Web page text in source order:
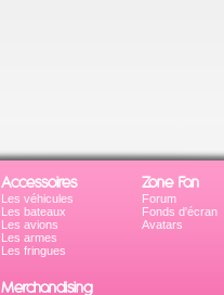
Accessoires
Les véhicules
Les bateaux
Les avions
Les armes
Les fringues
Merchandising
Zone Fan
Forum
Fonds d'écran
Avatars